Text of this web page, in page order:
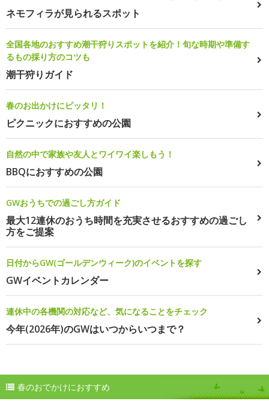
ネモフィラが見られるスポット
全国各地のおすすめ潮干狩りスポットを紹介！旬な時期や準備す
るもの採り方のコツも
潮干狩りガイド
春のお出かけにピッタリ！
ピクニックにおすすめの公園
自然の中で家族や友人とワイワイ楽しもう！
BBQにおすすめの公園
GWおうちでの過ごし方ガイド
最大12連休のおうち時間を充実させるおすすめの過ごし
方をご提案
日付からGW(ゴールデンウィーク)のイベントを探す
GWイベントカレンダー
連休中の各機関の対応など、気になることをチェック
今年(2026年)のGWはいつからいつまで？
春のおでかけにおすすめ